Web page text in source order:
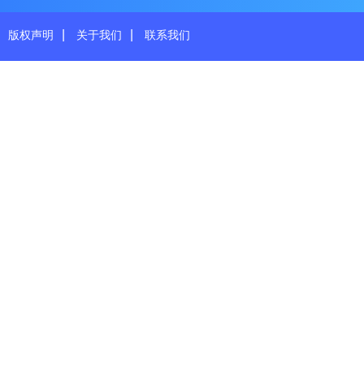
版权声明 关于我们 联系我们